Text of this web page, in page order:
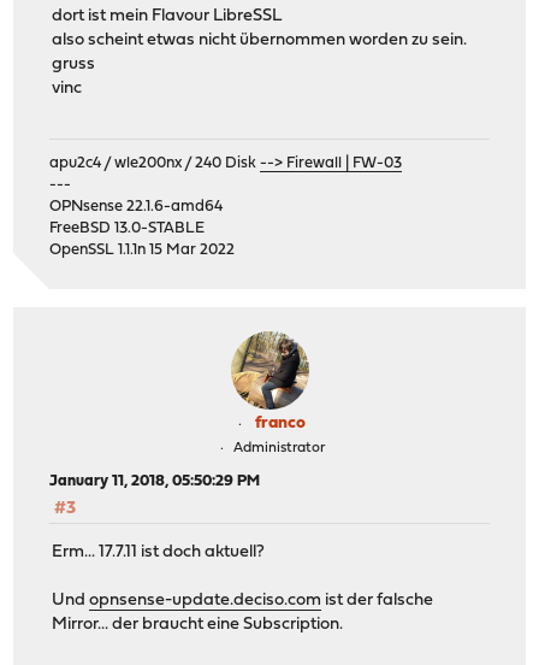
dort ist mein Flavour LibreSSL
also scheint etwas nicht übernommen worden zu sein.
gruss
vinc
apu2c4 / wle200nx / 240 Disk--> Firewall | FW-03
---
OPNsense 22.1.6-amd64
FreeBSD 13.0-STABLE
OpenSSL 1.1.1n 15 Mar 2022
franco
Administrator
January 11, 2018, 05:50:29 PM
#3
Erm... 17.7.11 ist doch aktuell?
Undopnsense-update.deciso.com ist der falsche
Mirror... der braucht eine Subscription.